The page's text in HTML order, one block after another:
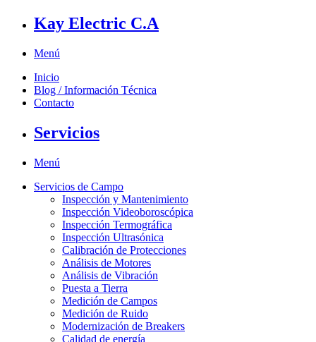
Kay Electric C.A
Menú
Inicio
Blog / Información Técnica
Contacto
Servicios
Menú
Servicios de Campo
Inspección y Mantenimiento
Inspección Videoboroscópica
Inspección Termográfica
Inspección Ultrasónica
Calibración de Protecciones
Análisis de Motores
Análisis de Vibración
Puesta a Tierra
Medición de Campos
Medición de Ruido
Modernización de Breakers
Calidad de energía